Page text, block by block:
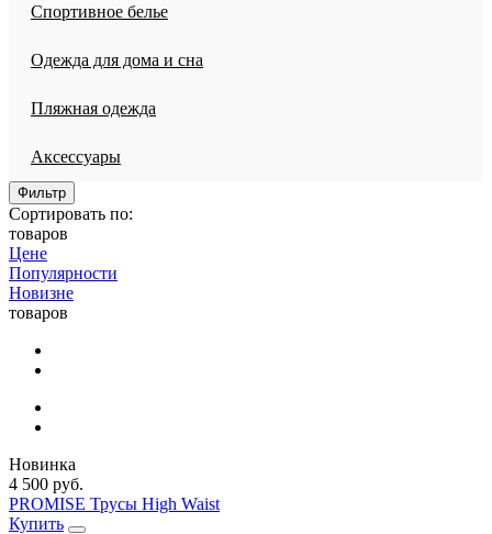
Спортивное белье
Одежда для дома и сна
Пляжная одежда
Аксессуары
Фильтр
Сортировать по:
товаров
Цене
Популярности
Новизне
товаров
Новинка
4 500 руб.
PROMISE Трусы High Waist
Купить